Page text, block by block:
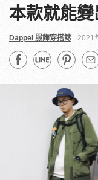
本款就能變
Dappei 服飾穿搭誌 2021